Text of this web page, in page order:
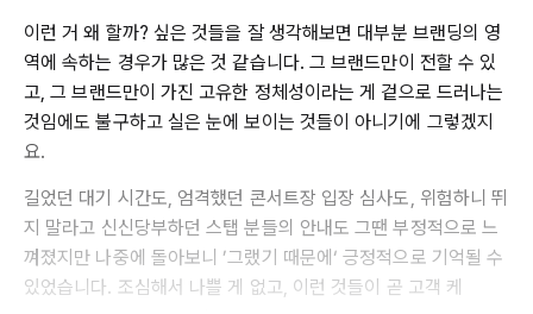
이런 거 왜 할까? 싶은 것들을 잘 생각해보면 대부분 브랜딩의 영
역에 속하는 경우가 많은 것 같습니다. 그 브랜드만이 전할 수 있
고, 그 브랜드만이 가진 고유한 정체성이라는 게 겉으로 드러나는
것임에도 불구하고 실은 눈에 보이는 것들이 아니기에 그렇겠지
요.
길었던 대기 시간도, 엄격했던 콘서트장 입장 심사도, 위험하니 뛰
지 말라고 신신당부하던 스탭 분들의 안내도 그땐 부정적으로 느
껴졌지만 나중에 돌아보니 ’그랬기 때문에‘ 긍정적으로 기억될 수
있었습니다. 조심해서 나쁠 게 없고, 이런 것들이 곧 고객 케